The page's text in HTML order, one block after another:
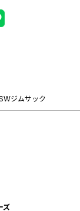
ジムサック
ズ